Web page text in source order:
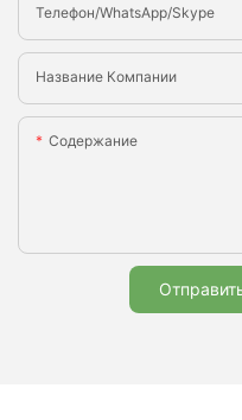
Телефон/WhatsApp/Skype
Название Компании
Содержание